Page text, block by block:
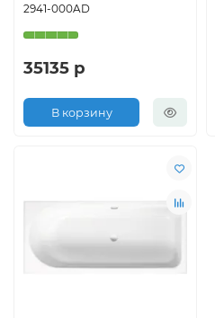
2941-000AD
35135 р
В корзину